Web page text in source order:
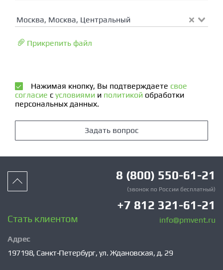
Москва, Москва, Центральный
Прикрепить файл
Нажимая кнопку, Вы подтверждаете свое
согласие с условиями и политикой обработки
персональных данных.
Задать вопрос
Адрес
197198, Санкт‑Петербург, ул. Ждановская, д. 29
Стать клиентом
8 (800) 550-61-21
(звонок по России бесплатный)
+7 812 321-61-21
info@pmvent.ru